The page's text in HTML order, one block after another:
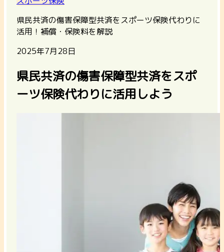
県民共済の傷害保障型共済をスポーツ保険代わりに
活用！補償・保険料を解説
2025年7月28日
県民共済の傷害保障型共済をスポ
ーツ保険代わりに活用しよう